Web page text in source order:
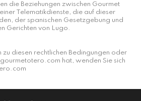
die Beziehungen zwischen Gourmet
Telematikdienste, die auf dieser
der spanischen Gesetzgebung und
Gerichten von Lugo.
zu diesen rechtlichen Bedingungen oder
hat, wenden Sie sich